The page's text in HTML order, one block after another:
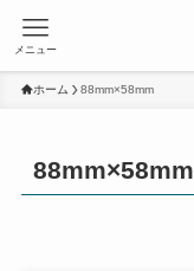
メニュー
ホーム 88mm×58mm
88mm×58mm